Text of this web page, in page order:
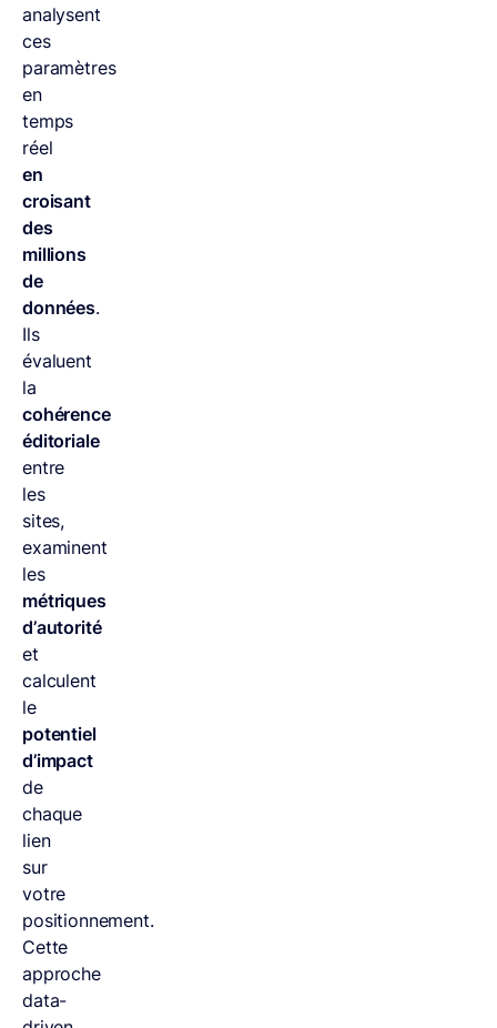
analysent
ces
paramètres
en
temps
réel
en
croisant
des
millions
de
données.
Ils
évaluent
la
cohérence
éditoriale
entre
les
sites,
examinent
les
métriques
d’autorité
et
calculent
le
potentiel
d’impact
de
chaque
lien
sur
votre
positionnement.
Cette
approche
data-